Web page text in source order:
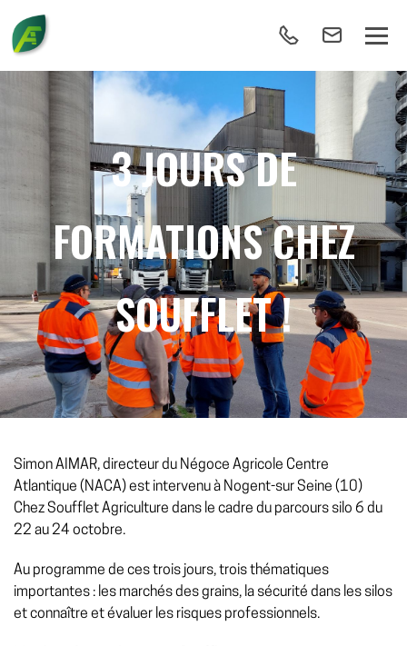
3 JOURS DE
FORMATIONS CHEZ
SOUFFLET !
Simon AIMAR, directeur du Négoce Agricole Centre
Atlantique (NACA) est intervenu à Nogent-sur Seine (10)
Chez Soufflet Agriculture dans le cadre du parcours silo 6 du
22 au 24 octobre.
Au programme de ces trois jours, trois thématiques
importantes : les marchés des grains, la sécurité dans les silos
et connaître et évaluer les risques professionnels.